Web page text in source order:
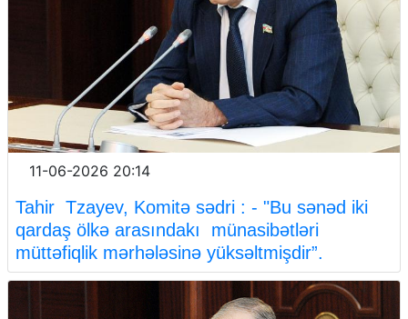
11-06-2026 20:14
Tahir Tzayev, Komitə sədri : - "Bu sənəd iki
qardaş ölkə arasındakı münasibətləri
müttəfiqlik mərhələsinə yüksəltmişdir”.